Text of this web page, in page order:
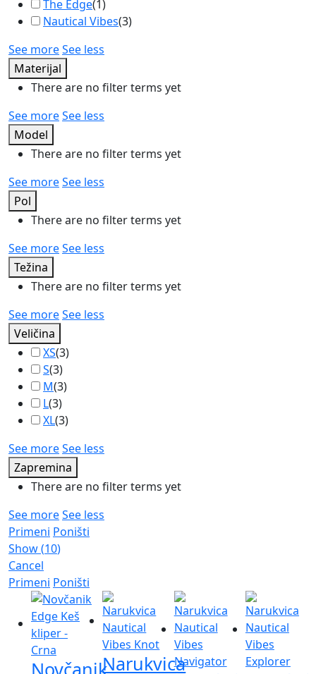
The Edge(1)
Nautical Vibes(3)
See moreSee less
Materijal
There are no filter terms yet
See moreSee less
Model
There are no filter terms yet
See moreSee less
Pol
There are no filter terms yet
See moreSee less
Težina
There are no filter terms yet
See moreSee less
Veličina
XS(3)
S(3)
M(3)
L(3)
XL(3)
See moreSee less
Zapremina
There are no filter terms yet
See moreSee less
Primeni Poništi
Show(10)
Cancel
Primeni Poništi
NovčanikNarukvica